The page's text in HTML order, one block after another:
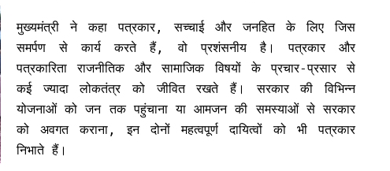
मुख्यमंत्री ने कहा पत्रकार, सच्चाई और जनहित के लिए जिस
समर्पण से कार्य करते हैं, वो प्रशंसनीय है। पत्रकार और
पत्रकारिता राजनीतिक और सामाजिक विषयों के प्रचार-प्रसार से
कई ज्यादा लोकतंत्र को जीवित रखते हैं। सरकार की विभिन्न
योजनाओं को जन तक पहुंचाना या आमजन की समस्याओं से सरकार
को अवगत कराना, इन दोनों महत्वपूर्ण दायित्वों को भी पत्रकार
निभाते हैं।